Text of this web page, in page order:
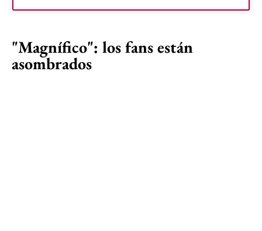
"Magnífico": los fans están
asombrados